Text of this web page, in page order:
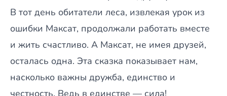
В тот день обитатели леса, извлекая урок из
ошибки Максат, продолжали работать вместе
и жить счастливо. А Максат, не имея друзей,
осталась одна. Эта сказка показывает нам,
насколько важны дружба, единство и
честность. Ведь в единстве — сила!